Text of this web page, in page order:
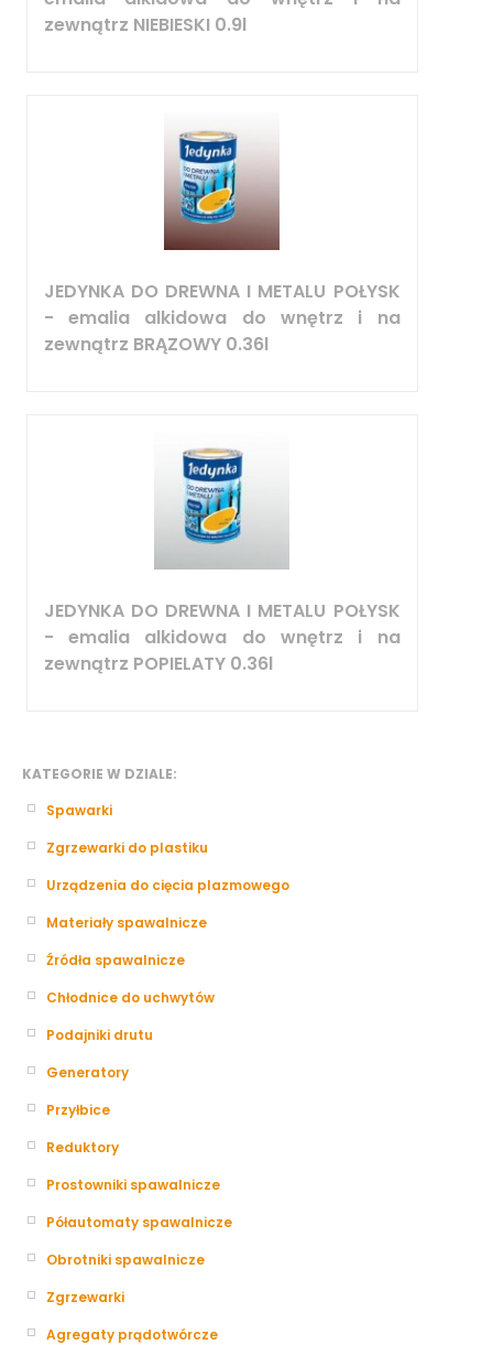
KATEGORIE W DZIALE:
Spawarki
Zgrzewarki do plastiku
Urządzenia do cięcia plazmowego
Materiały spawalnicze
Źródła spawalnicze
Chłodnice do uchwytów
Podajniki drutu
Generatory
Przyłbice
Reduktory
Prostowniki spawalnicze
Półautomaty spawalnicze
Obrotniki spawalnicze
Zgrzewarki
Agregaty prądotwórcze
zewnątrz NIEBIESKI 0.9l
JEDYNKA DO DREWNA I METALU POŁYSK
- emalia alkidowa do wnętrz i na
zewnątrz BRĄZOWY 0.36l
JEDYNKA DO DREWNA I METALU POŁYSK
- emalia alkidowa do wnętrz i na
zewnątrz POPIELATY 0.36l